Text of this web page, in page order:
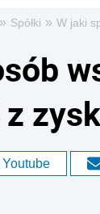
» Spółki » W jaki